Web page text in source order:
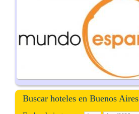
Buscar hoteles en Buenos Aires